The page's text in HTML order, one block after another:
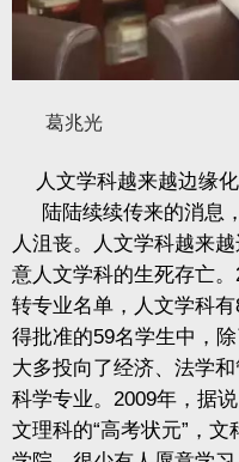
葛兆光
人文学科越来越边缘化
陆陆续续传来的消息
人沮丧。人文学科越来
意人文学科的生死存亡
转专业名单，人文学科
得批准的59名学生中，
大多投向了经济、法学
科学专业。2009年，据
文理科的“高考状元”，